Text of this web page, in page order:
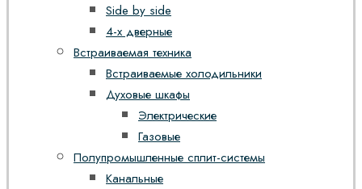
Side by side
4-х дверные
Встраиваемая техника
Встраиваемые холодильники
Духовые шкафы
Электрические
Газовые
Полупромышленные сплит-системы
Канальные